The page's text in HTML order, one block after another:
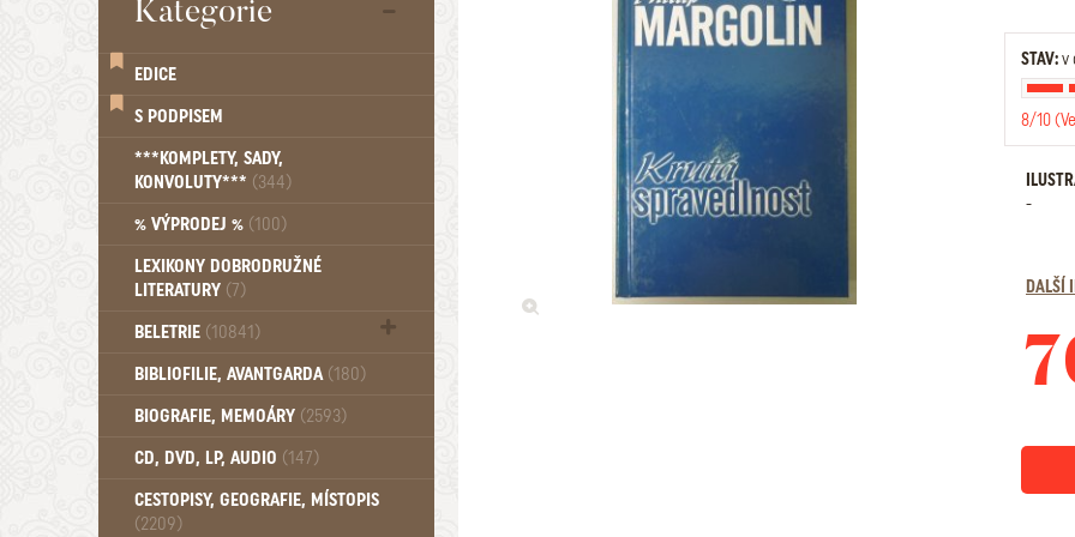
Kategorie
EDICE
S PODPISEM
***KOMPLETY, SADY,
KONVOLUTY*** (344)
% VÝPRODEJ % (100)
LEXIKONY DOBRODRUŽNÉ
LITERATURY (7)
BELETRIE (10841)
Beletrie - Historická (1388)
Beletrie - Povídky (1757)
Beletrie - Válečné romány (489)
Beletrie - Ženské a dívčí romány
(1522)
BIBLIOFILIE, AVANTGARDA (180)
BIOGRAFIE, MEMOÁRY (2593)
CD, DVD, LP, AUDIO (147)
CESTOPISY, GEOGRAFIE, MÍSTOPIS
(2209)
STAV:v
8/10
-
DALŠÍ